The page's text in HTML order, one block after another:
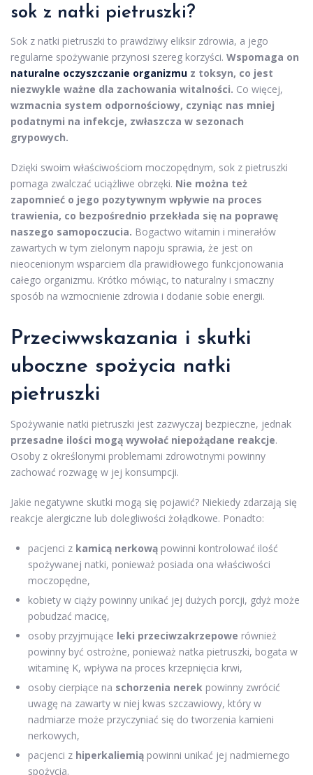
sok z natki pietruszki?
Sok z natki pietruszki to prawdziwy eliksir zdrowia, a jego
regularne spożywanie przynosi szereg korzyści. Wspomaga on
naturalne oczyszczanie organizmu z toksyn, co jest
niezwykle ważne dla zachowania witalności. Co więcej,
wzmacnia system odpornościowy, czyniąc nas mniej
podatnymi na infekcje, zwłaszcza w sezonach
grypowych.
Dzięki swoim właściwościom moczopędnym, sok z pietruszki
pomaga zwalczać uciążliwe obrzęki. Nie można też
zapomnieć o jego pozytywnym wpływie na proces
trawienia, co bezpośrednio przekłada się na poprawę
naszego samopoczucia. Bogactwo witamin i minerałów
zawartych w tym zielonym napoju sprawia, że jest on
nieocenionym wsparciem dla prawidłowego funkcjonowania
całego organizmu. Krótko mówiąc, to naturalny i smaczny
sposób na wzmocnienie zdrowia i dodanie sobie energii.
Przeciwwskazania i skutki
uboczne spożycia natki
pietruszki
Spożywanie natki pietruszki jest zazwyczaj bezpieczne, jednak
przesadne ilości mogą wywołać niepożądane reakcje.
Osoby z określonymi problemami zdrowotnymi powinny
zachować rozwagę w jej konsumpcji.
Jakie negatywne skutki mogą się pojawić? Niekiedy zdarzają się
reakcje alergiczne lub dolegliwości żołądkowe. Ponadto:
pacjenci z kamicą nerkową powinni kontrolować ilość
spożywanej natki, ponieważ posiada ona właściwości
moczopędne,
kobiety w ciąży powinny unikać jej dużych porcji, gdyż może
pobudzać macicę,
osoby przyjmujące leki przeciwzakrzepowe również
powinny być ostrożne, ponieważ natka pietruszki, bogata w
witaminę K, wpływa na proces krzepnięcia krwi,
osoby cierpiące na schorzenia nerek powinny zwrócić
uwagę na zawarty w niej kwas szczawiowy, który w
nadmiarze może przyczyniać się do tworzenia kamieni
nerkowych,
pacjenci z hiperkaliemią powinni unikać jej nadmiernego
spożycia.